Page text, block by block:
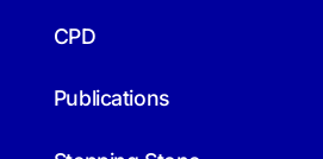
CPD
Publications